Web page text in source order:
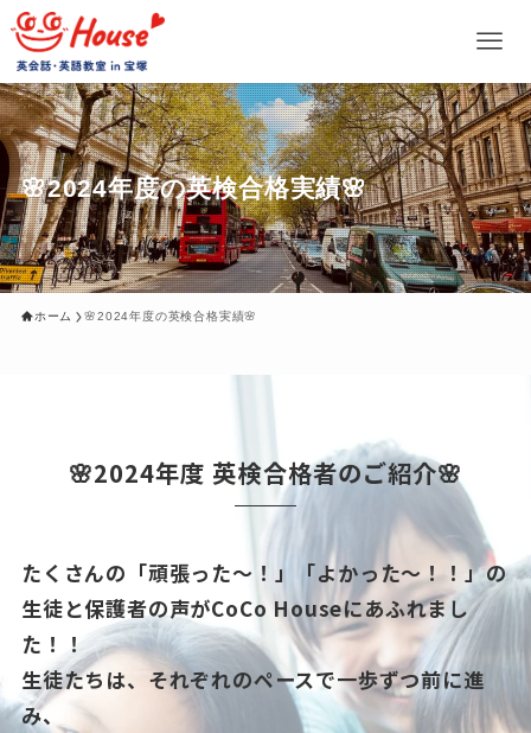
🌸2024年度の英検合格実績🌸
ホーム 🌸2024年度の英検合格実績🌸
🌸2024年度 英検合格者のご紹介🌸
たくさんの「頑張った～！」「よかった～！！」の
生徒と保護者の声がCoCo Houseにあふれまし
た！！
生徒たちは、それぞれのペースで一歩ずつ前に進
み、